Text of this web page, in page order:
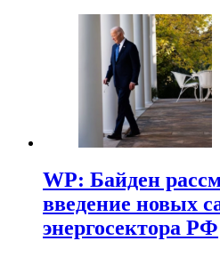
WP: Байден
введение новых
энергосектора РФ